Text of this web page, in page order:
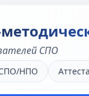
СПО
НПО